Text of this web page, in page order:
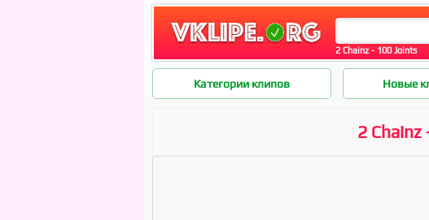
2 Chainz - 100 Joints
Категории клипов Новые
2 Chainz